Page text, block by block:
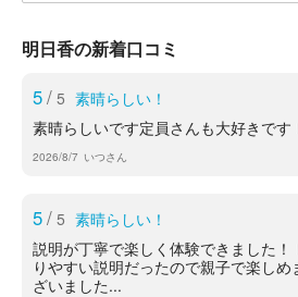
明日香の新着口コミ
5/ 5 素晴らしい！
素晴らしいです定員さんも大好きです
2026/8/7 いつさん
5/ 5 素晴らしい！
説明が丁寧で楽しく体験できました
りやすい説明だったので親子で楽し
ざいました...